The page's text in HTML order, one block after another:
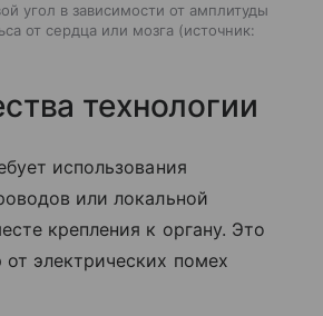
угол в зависимости от амплитуды
от сердца или мозга
источник:
технологии
использования
или локальной
крепления к органу. Это
электрических помех